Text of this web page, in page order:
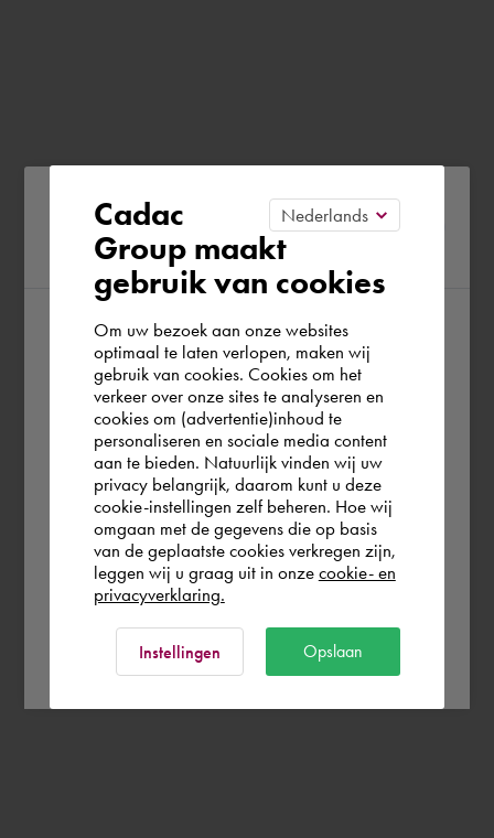
Please confirm your current
region
According to us you are situated in Rest of
the world. Please confirm in which country
you wish to shop.
Nederland
Rest of the world
Cadac
Group maakt
gebruik van cookies
Om uw bezoek aan onze websites
optimaal te laten verlopen, maken wij
gebruik van cookies. Cookies om het
verkeer over onze sites te analyseren en
cookies om (advertentie)inhoud te
personaliseren en sociale media content
aan te bieden. Natuurlijk vinden wij uw
privacy belangrijk, daarom kunt u deze
cookie-instellingen zelf beheren. Hoe wij
omgaan met de gegevens die op basis
van de geplaatste cookies verkregen zijn,
leggen wij u graag uit in onze cookie- en
privacyverklaring.
Instellingen Opslaan